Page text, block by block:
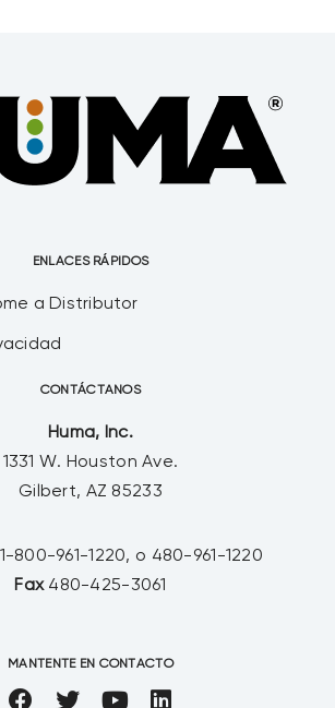
ENLACES RÁPIDOS
a Distributor
CONTÁCTANOS
Huma, Inc.
1331 W. Houston Ave.
Gilbert, AZ 85233
1-800-961-1220, o 480-961-1220
Fax 480-425-3061
MANTENTE EN CONTACTO